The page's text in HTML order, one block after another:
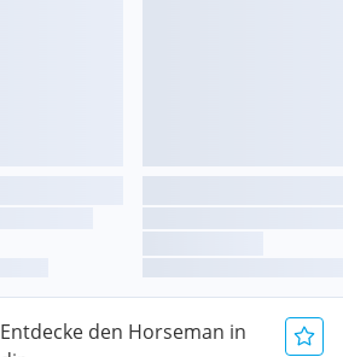
Entdecke den Horseman in